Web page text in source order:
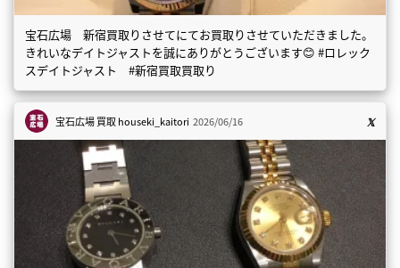
宝石広場 新宿買取りさせてにてお買取りさせていただきました。
きれいなデイトジャストを誠にありがとうございます😊 #ロレック
スデイトジャスト #新宿買取買取り
宝石広場 買取houseki_kaitori 2026/06/16